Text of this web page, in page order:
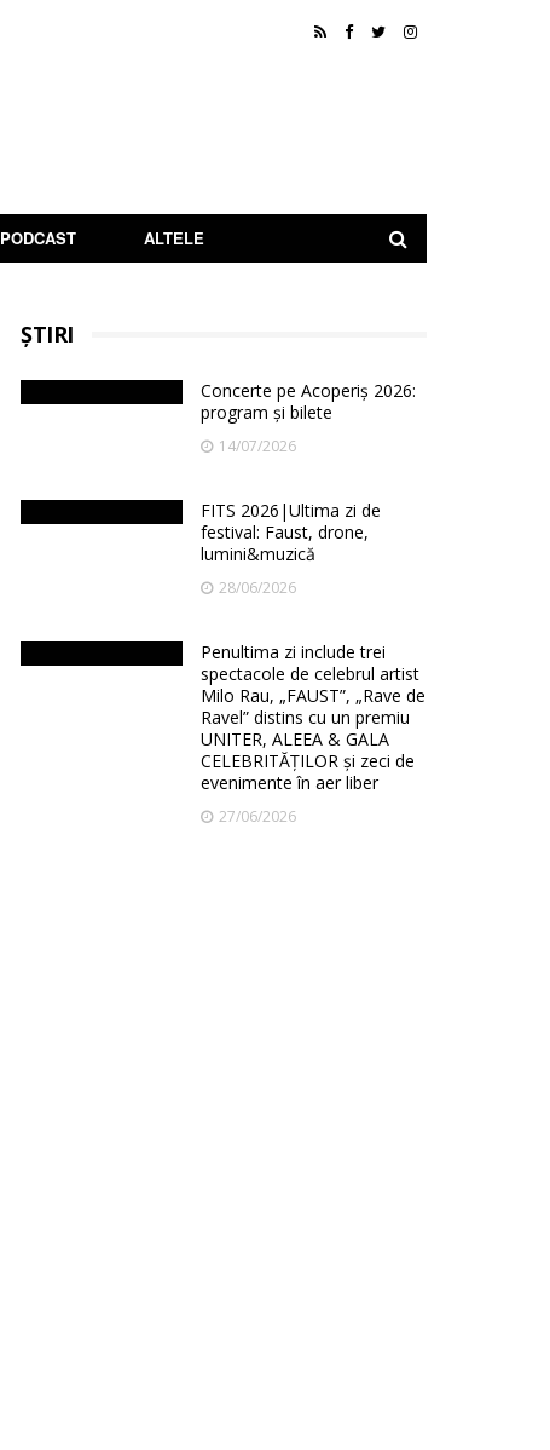
PODCAST ALTELE
ȘTIRI
Concerte pe Acoperiș 2026:
program și bilete
14/07/2026
FITS 2026|Ultima zi de
festival: Faust, drone,
lumini&muzică
28/06/2026
Penultima zi include trei
spectacole de celebrul artist
Milo Rau, „FAUST”, „Rave de
Ravel” distins cu un premiu
UNITER, ALEEA & GALA
CELEBRITĂȚILOR și zeci de
evenimente în aer liber
27/06/2026